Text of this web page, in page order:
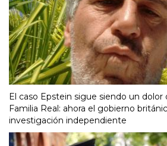
El caso Epstein sigue siendo un dolor
Familia Real: ahora el gobierno
investigación independiente